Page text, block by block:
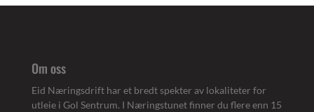
Om oss
Eid Næringsdrift har et bredt spekter av lokaliteter for
utleie i Gol Sentrum. I Næringstunet finner du flere enn 15